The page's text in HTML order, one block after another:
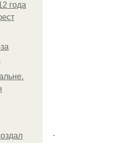
года
.